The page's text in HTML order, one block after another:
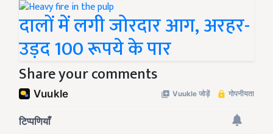
दालों में लगी जोरदार आग, अरहर-
उड़द 100 रूपये के पार
Share your comments